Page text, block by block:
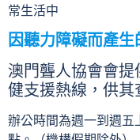
常生活中
因聽力障礙而產
澳門聾人協會會提
健支援熱線，供其
辦公時間為週一到週